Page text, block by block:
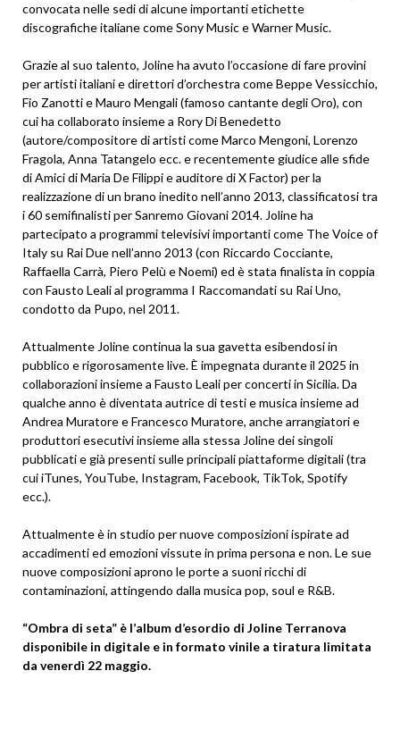
convocata nelle sedi di alcune importanti etichette
discografiche italiane come Sony Music e Warner Music.
Grazie al suo talento, Joline ha avuto l’occasione di fare provini
per artisti italiani e direttori d’orchestra come Beppe Vessicchio,
Fio Zanotti e Mauro Mengali (famoso cantante degli Oro), con
cui ha collaborato insieme a Rory Di Benedetto
(autore/compositore di artisti come Marco Mengoni, Lorenzo
Fragola, Anna Tatangelo ecc. e recentemente giudice alle sfide
di Amici di Maria De Filippi e auditore di X Factor) per la
realizzazione di un brano inedito nell’anno 2013, classificatosi tra
i 60 semifinalisti per Sanremo Giovani 2014. Joline ha
partecipato a programmi televisivi importanti come The Voice of
Italy su Rai Due nell’anno 2013 (con Riccardo Cocciante,
Raffaella Carrà, Piero Pelù e Noemi) ed è stata finalista in coppia
con Fausto Leali al programma I Raccomandati su Rai Uno,
condotto da Pupo, nel 2011.
Attualmente Joline continua la sua gavetta esibendosi in
pubblico e rigorosamente live. È impegnata durante il 2025 in
collaborazioni insieme a Fausto Leali per concerti in Sicilia. Da
qualche anno è diventata autrice di testi e musica insieme ad
Andrea Muratore e Francesco Muratore, anche arrangiatori e
produttori esecutivi insieme alla stessa Joline dei singoli
pubblicati e già presenti sulle principali piattaforme digitali (tra
cui iTunes, YouTube, Instagram, Facebook, TikTok, Spotify
ecc.).
Attualmente è in studio per nuove composizioni ispirate ad
accadimenti ed emozioni vissute in prima persona e non. Le sue
nuove composizioni aprono le porte a suoni ricchi di
contaminazioni, attingendo dalla musica pop, soul e R&B.
“Ombra di seta” è l’album d’esordio di Joline Terranova
disponibile in digitale e in formato vinile a tiratura limitata
da venerdì 22 maggio.